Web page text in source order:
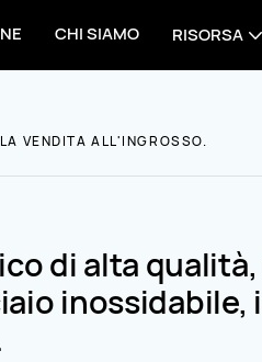
CHI SIAMO RISORSA
VENDITA ALL'INGROSSO.
di alta
inossidabile,